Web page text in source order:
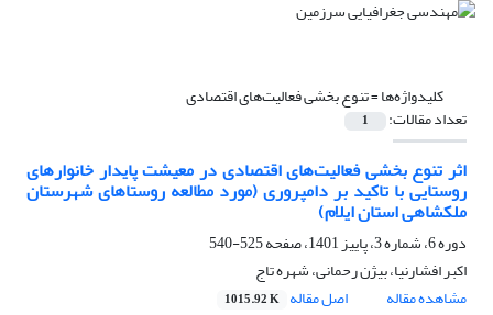
کلیدواژه‌ها =تنوع بخشی فعالیت‌های اقتصادی
تعداد مقالات: 1
اثر تنوع بخشی فعالیت‌های اقتصادی در معیشت پایدار خانوارهای
روستایی با تاکید بر دامپروری (مورد مطالعه روستاهای شهرستان
ملکشاهی استان ایلام)
دوره 6، شماره 3، پاییز 1401، صفحه
525-540
اکبر افشارنیا، بیژن رحمانی، شهره تاج
مشاهده مقاله
اصل مقاله 1015.92 K